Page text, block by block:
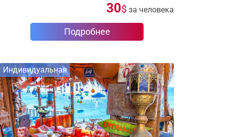
30$ за человека
Подробнее
Индивидуальная